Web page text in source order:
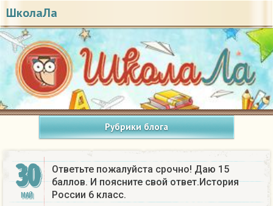
ШколаЛа
Рубрики блога
30
МАЙ
Ответьте пожалуйста срочно! Даю 15
баллов. И поясните свой ответ.История
России 6 класс.